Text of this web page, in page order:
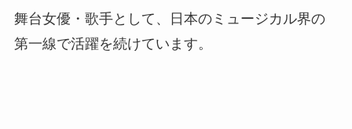
舞台女優・歌手として、日本のミュージカル界の
第一線で活躍を続けています。